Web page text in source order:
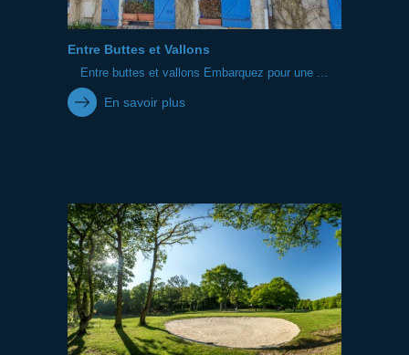
Entre Buttes et Vallons
Entre buttes et vallons Embarquez pour une ...
En savoir plus